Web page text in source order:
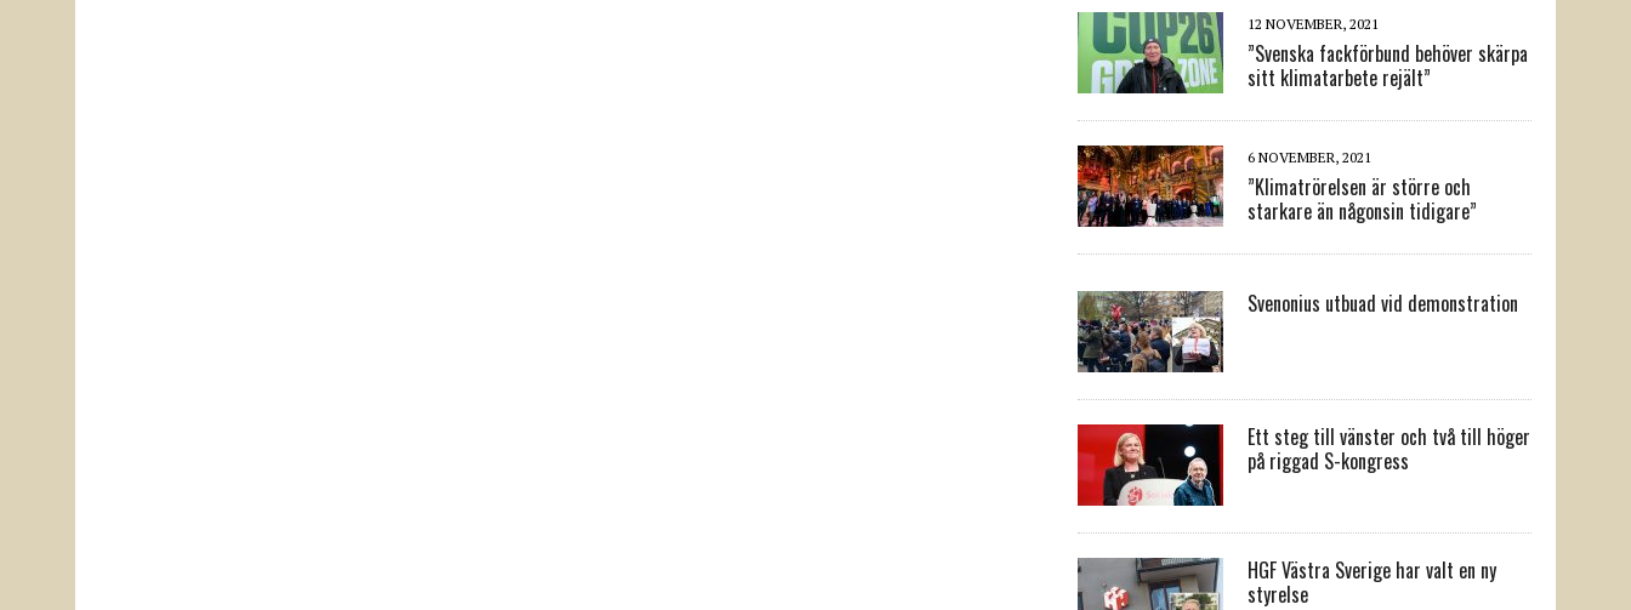
12 NOVEMBER, 2021
”Svenska fackförbund behöver skärpa
sitt klimatarbete rejält”
6 NOVEMBER, 2021
”Klimatrörelsen är större och
starkare än någonsin tidigare”
Svenonius utbuad vid demonstration
Ett steg till vänster och två till höger
på riggad S-kongress
HGF Västra Sverige har valt en ny
styrelse